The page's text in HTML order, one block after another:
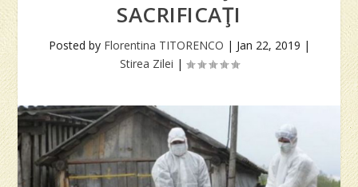
SACRIFICAŢI
Posted by Florentina TITORENCO | Jan 22, 2019 |
Stirea Zilei |